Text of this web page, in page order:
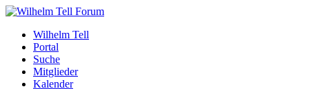
Wilhelm Tell
Portal
Suche
Mitglieder
Kalender